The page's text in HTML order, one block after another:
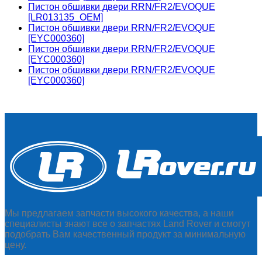
Пистон обшивки двери RRN/FR2/EVOQUE
[LR013135_OEM]
Пистон обшивки двери RRN/FR2/EVOQUE
[EYC000360]
Пистон обшивки двери RRN/FR2/EVOQUE
[EYC000360]
Пистон обшивки двери RRN/FR2/EVOQUE
[EYC000360]
Мы предлагаем запчасти высокого качества, а наши
специалисты знают все о запчастях Land Rover и смогут
подобрать Вам качественный продукт за минимальную
цену.